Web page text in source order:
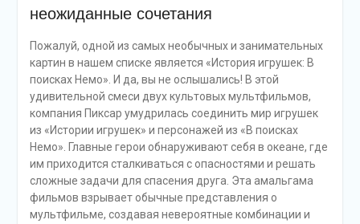
неожиданные сочетания
Пожалуй, одной из самых необычных и занимательных
картин в нашем списке является «История игрушек: В
поисках Немо». И да, вы не ослышались! В этой
удивительной смеси двух культовых мультфильмов,
компания Пиксар умудрилась соединить мир игрушек
из «Истории игрушек» и персонажей из «В поисках
Немо». Главные герои обнаруживают себя в океане, где
им приходится сталкиваться с опасностями и решать
сложные задачи для спасения друга. Эта амальгама
фильмов взрывает обычные представления о
мультфильме, создавая невероятные комбинации и